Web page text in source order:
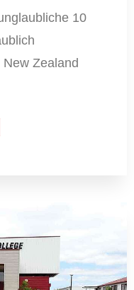
10
Zealand